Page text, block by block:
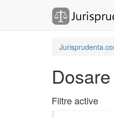
Filtre active